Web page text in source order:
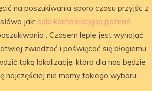
na poszukiwania sporo czasu przyjśc z
jak: sala konferencyjna poznań
. Czasem lepie jest wynająć
zwiedzać i poświęcać się błogiemu
taką lokalizację, która dla nas będzie
najczęściej nie mamy takiego wyboru.